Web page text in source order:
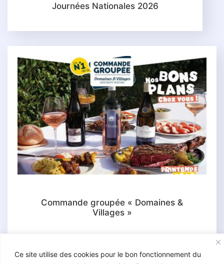
Ce site utilise des cookies pour le bon fonctionnement du
Journées Nationales 2026
Commande groupée « Domaines &
Villages »